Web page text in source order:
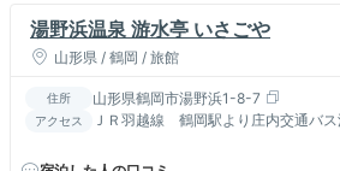
湯野浜温泉 游水亭 いさごや
山形県 / 鶴岡 / 旅館
住所 山形県鶴岡市湯野浜1-8-7
アクセス
ＪＲ羽越線 鶴岡駅より庄内交通バス